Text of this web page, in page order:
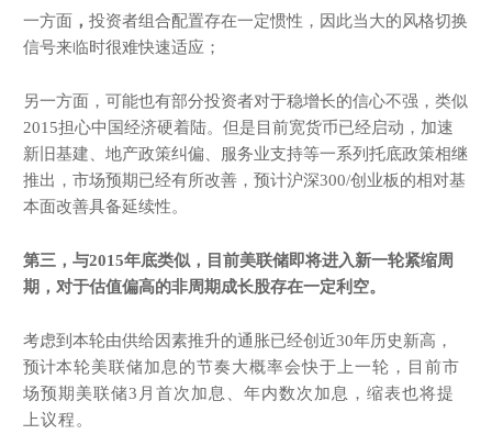
一方面 ，投资者组合配置存在一定惯性，因此当大的风格切换
信号来临时很难快速适应；
另一方面，可能也有部分投资者对于稳增长的信心不强，类似
2015担心中国经济硬着陆。但是目前宽货币已经启动，加速
新旧基建、地产政策纠偏、服务业支持等一系列托底政策相继
推出，市场预期已经有所改善，预计沪深300/创业板的相对基
本面改善具备延续性。
第三，与2015年底类似 ， 目前美联储即将进入新一轮紧缩周
期 ，对于估值偏高的非周期成长股存在一定利空。
考虑到本轮由供给因素推升的通胀已经创近30年历史新高，
预计本轮美联储加息的节奏大概率会快于上一轮，目前市
场预期美联储3月首次加息、年内数次加息，缩表也将提
上议程。